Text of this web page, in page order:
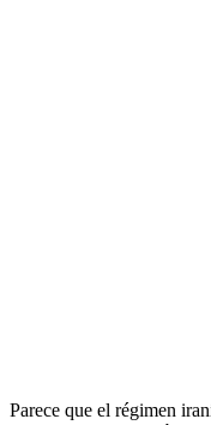
Parece que el régimen